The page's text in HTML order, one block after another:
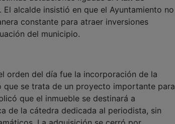
alcalde insistió en que el Ayuntamiento no
constante para atraer inversiones
del municipio.
orden del día fue la incorporación de la
se trata de un proyecto importante para
que el inmueble se destinará a
de la cátedra dedicada al periodista, sin